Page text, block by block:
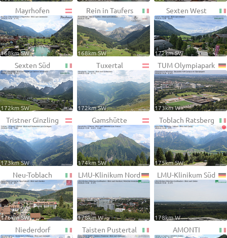
Mayrhofen
168km SW
Rein in Taufers
168km SW
Sexten West
172km SW
Sexten Süd
172km SW
Tuxertal
172km SW
TUM Olympiapark
173km W
Tristner Ginzling
173km SW
Gamshütte
174km SW
Toblach Ratsberg
175km SW
Neu-Toblach
176km SW
LMU-Klinikum Nord
178km W
LMU-Klinikum Süd
178km W
Niederdorf Taisten Pustertal AMONTI